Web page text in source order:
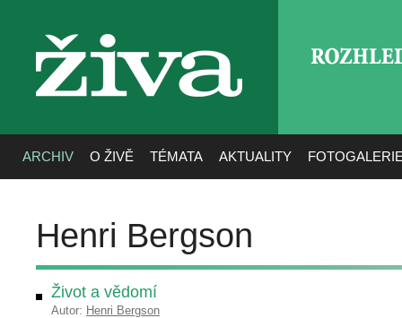
živa
ARCHIV O ŽIVĚ TÉMATA AKTUALITY
Henri Bergson
Život a vědomí
Autor: Henri Bergson